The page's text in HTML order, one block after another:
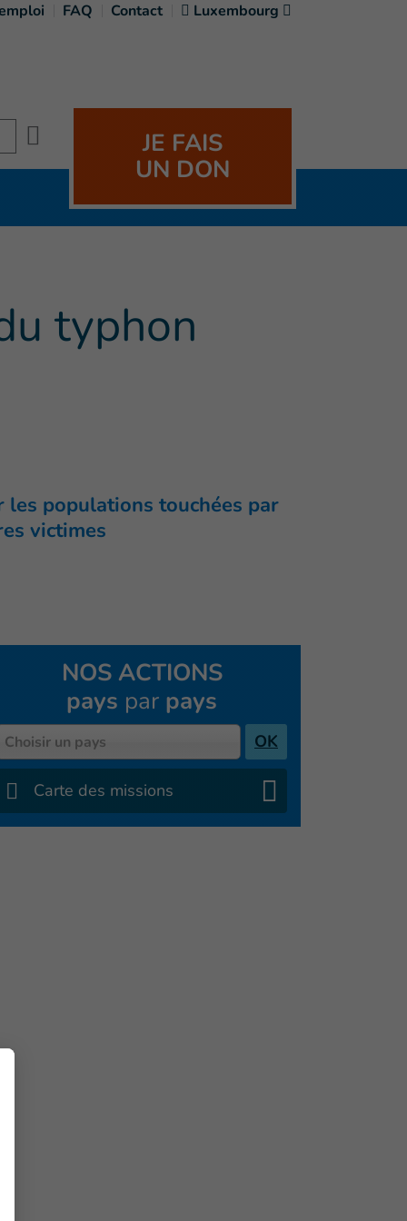
FAQ Contact Luxembourg
JE FAIS
UN DON
typhon
les populations touchées par
victimes
NOS ACTIONS
pays par pays
Choisir un pays OK
Carte des missions